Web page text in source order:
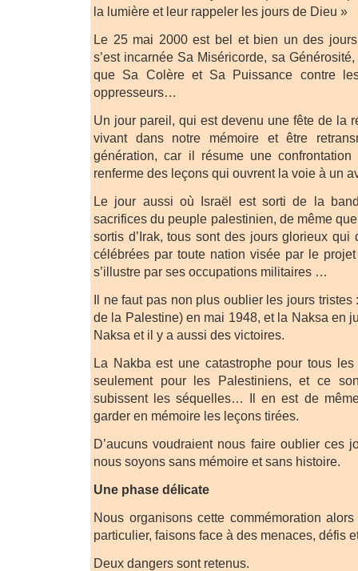
la lumière et leur rappeler les jours de Dieu »
Le 25 mai 2000 est bel et bien un des
s’est incarnée Sa Miséricorde, sa
que Sa Colère et Sa Puissance contre
oppresseurs…
Un jour pareil, qui est devenu une fête de la
vivant dans notre mémoire et être
génération, car il résume une
renferme des leçons qui ouvrent la voie à un
Le jour aussi où Israël est sorti de la
sacrifices du peuple palestinien, de même
sortis d’Irak, tous sont des jours glorieux qui
célébrées par toute nation visée par le
s’illustre par ses occupations militaires …
Il ne faut pas non plus oublier les jours tristes
de la Palestine) en mai 1948, et la Naksa en
Naksa et il y a aussi des victoires.
La Nakba est une catastrophe pour tous
seulement pour les Palestiniens, et ce
subissent les séquelles… Il en est de
garder en mémoire les leçons tirées.
D’aucuns voudraient nous faire oublier ces
nous soyons sans mémoire et sans histoire.
Une phase délicate
Nous organisons cette commémoration
particulier, faisons face à des menaces, défis
Deux dangers sont retenus.